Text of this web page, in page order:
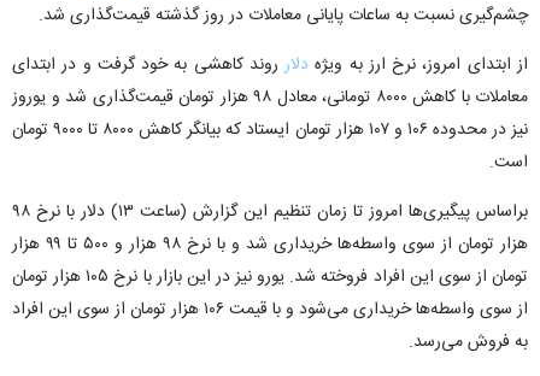
چشم‌گیری نسبت به ساعات پایانی معاملات در روز گذشته قیمت‌گذاری شد.
از ابتدای امروز، نرخ ارز به ویژهدلارروند کاهشی به خود گرفت و در ابتدای
معاملات با کاهش ۸۰۰۰ تومانی، معادل ۹۸ هزار تومان قیمت‌گذاری شد و یوروز
نیز در محدوده ۱۰۶ و ۱۰۷ هزار تومان ایستاد که بیانگر کاهش ۸۰۰۰ تا ۹۰۰۰ تومان
است.
براساس پیگیری‌ها امروز تا زمان تنظیم این گزارش (ساعت ۱۳) دلار با نرخ ۹۸
هزار تومان از سوی واسطه‌ها خریداری شد و با نرخ ۹۸ هزار و ۵۰۰ تا ۹۹ هزار
تومان از سوی این افراد فروخته شد. یورو نیز در این بازار با نرخ ۱۰۵ هزار تومان
از سوی واسطه‌ها خریداری می‌شود و با قیمت ۱۰۶ هزار تومان از سوی این افراد
به فروش می‌رسد.